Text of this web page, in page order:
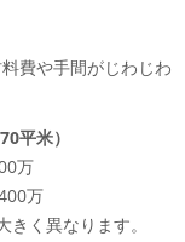
費や手間がじわじわ
平米）
万
万
く異なります。